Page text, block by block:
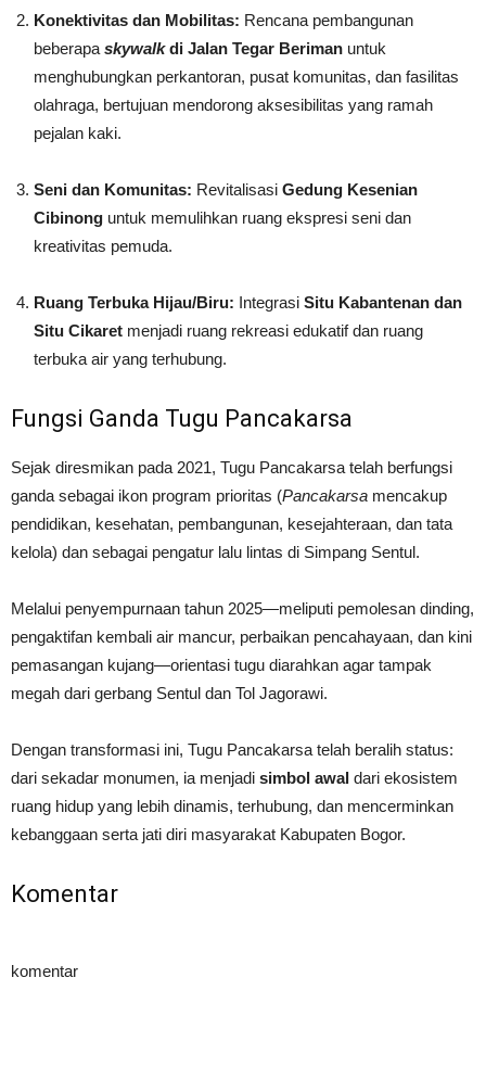
Konektivitas dan Mobilitas: Rencana pembangunan
beberapa skywalkdi Jalan Tegar Beriman untuk
menghubungkan perkantoran, pusat komunitas, dan fasilitas
olahraga, bertujuan mendorong aksesibilitas yang ramah
pejalan kaki.
Seni dan Komunitas: Revitalisasi Gedung Kesenian
Cibinong untuk memulihkan ruang ekspresi seni dan
kreativitas pemuda.
Ruang Terbuka Hijau/Biru: Integrasi Situ Kabantenan dan
Situ Cikaret menjadi ruang rekreasi edukatif dan ruang
terbuka air yang terhubung.
Fungsi Ganda Tugu Pancakarsa
Sejak diresmikan pada 2021, Tugu Pancakarsa telah berfungsi
ganda sebagai ikon program prioritas (Pancakarsa mencakup
pendidikan, kesehatan, pembangunan, kesejahteraan, dan tata
kelola) dan sebagai pengatur lalu lintas di Simpang Sentul.
Melalui penyempurnaan tahun 2025—meliputi pemolesan dinding,
pengaktifan kembali air mancur, perbaikan pencahayaan, dan kini
pemasangan kujang—orientasi tugu diarahkan agar tampak
megah dari gerbang Sentul dan Tol Jagorawi.
Dengan transformasi ini, Tugu Pancakarsa telah beralih status:
dari sekadar monumen, ia menjadi simbol awal dari ekosistem
ruang hidup yang lebih dinamis, terhubung, dan mencerminkan
kebanggaan serta jati diri masyarakat Kabupaten Bogor.
Komentar
komentar